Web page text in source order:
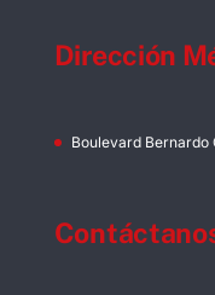
Dirección
Boulevard Bernardo